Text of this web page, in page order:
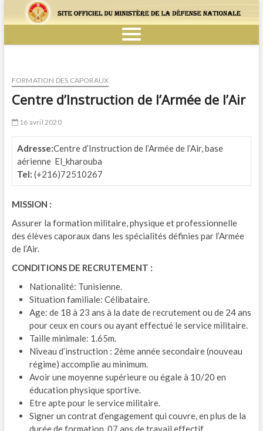
FORMATION DES CAPORAUX
Centre d’Instruction de l’Armée de l’Air
16 avril 2020
Adresse:Centre d’Instruction de l’Armée de l’Air, base
aérienne El_kharouba
Tel: (+216)72510267
MISSION :
Assurer la formation militaire, physique et professionnelle
des élèves caporaux dans les spécialités définies par l’Armée
de l’Air.
CONDITIONS DE RECRUTEMENT :
Nationalité: Tunisienne.
Situation familiale: Célibataire.
Age: de 18 à 23 ans à la date de recrutement ou de 24 ans
pour ceux en cours ou ayant effectué le service militaire.
Taille minimale: 1.65m.
Niveau d’instruction : 2ème année secondaire (nouveau
régime) accomplie au minimum.
Avoir une moyenne supérieure ou égale à 10/20 en
éducation physique sportive.
Etre apte pour le service militaire.
Signer un contrat d’engagement qui couvre, en plus de la
durée de formation, 07 ans de travail effectif.